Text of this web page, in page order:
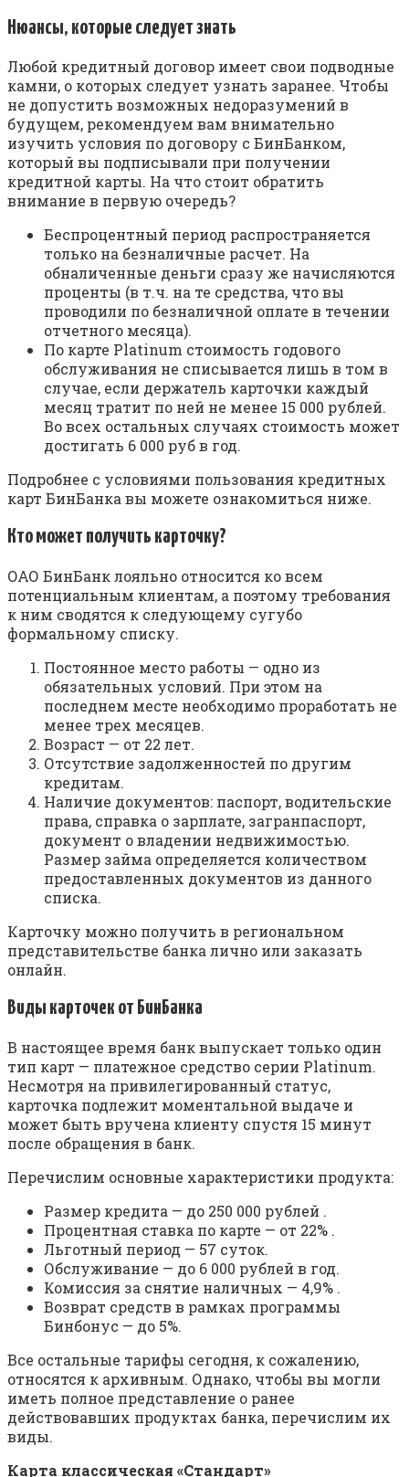
Нюансы, которые следует знать
Любой кредитный договор имеет свои подводные
камни, о которых следует узнать заранее. Чтобы
не допустить возможных недоразумений в
будущем, рекомендуем вам внимательно
изучить условия по договору с БинБанком,
который вы подписывали при получении
кредитной карты. На что стоит обратить
внимание в первую очередь?
Беспроцентный период распространяется
только на безналичные расчет. На
обналиченные деньги сразу же начисляются
проценты (в т.ч. на те средства, что вы
проводили по безналичной оплате в течении
отчетного месяца).
По карте Platinum стоимость годового
обслуживания не списывается лишь в том в
случае, если держатель карточки каждый
месяц тратит по ней не менее 15 000 рублей.
Во всех остальных случаях стоимость может
достигать 6 000 руб в год.
Подробнее с условиями пользования кредитных
карт БинБанка вы можете ознакомиться ниже.
Кто может получить карточку?
ОАО БинБанк лояльно относится ко всем
потенциальным клиентам, а поэтому требования
к ним сводятся к следующему сугубо
формальному списку.
Постоянное место работы — одно из
обязательных условий. При этом на
последнем месте необходимо проработать не
менее трех месяцев.
Возраст — от 22 лет.
Отсутствие задолженностей по другим
кредитам.
Наличие документов: паспорт, водительские
права, справка о зарплате, загранпаспорт,
документ о владении недвижимостью.
Размер займа определяется количеством
предоставленных документов из данного
списка.
Карточку можно получить в региональном
представительстве банка лично или заказать
онлайн.
Виды карточек от БинБанка
В настоящее время банк выпускает только один
тип карт — платежное средство серии Platinum.
Несмотря на привилегированный статус,
карточка подлежит моментальной выдаче и
может быть вручена клиенту спустя 15 минут
после обращения в банк.
Перечислим основные характеристики продукта:
Размер кредита — до 250 000 рублей .
Процентная ставка по карте — от 22% .
Льготный период — 57 суток.
Обслуживание — до 6 000 рублей в год.
Комиссия за снятие наличных — 4,9% .
Возврат средств в рамках программы
Бинбонус — до 5%.
Все остальные тарифы сегодня, к сожалению,
относятся к архивным. Однако, чтобы вы могли
иметь полное представление о ранее
действовавших продуктах банка, перечислим их
виды.
Карта классическая «Стандарт»